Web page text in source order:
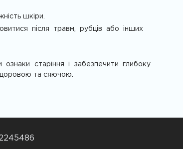
шкіри.
після травм, рубців або інших
старіння і забезпечити глибоку
та сяючою.